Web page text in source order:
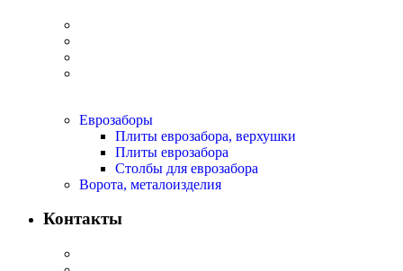
Еврозаборы
Плиты еврозабора, верхушки
Плиты еврозабора
Столбы для еврозабора
Ворота, металоизделия
Контакты